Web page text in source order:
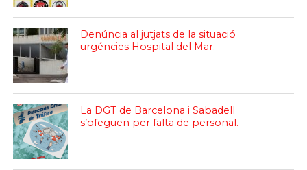
Denúncia al jutjats de la situació
urgéncies Hospital del Mar.
La DGT de Barcelona i Sabadell
s’ofeguen per falta de personal.